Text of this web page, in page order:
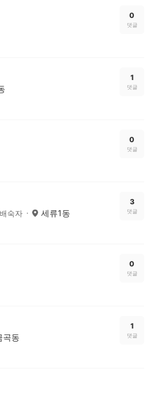
0
댓글
1
댓글
0
댓글
숙자 세류1동
3
댓글
0
댓글
곡동
1
댓글